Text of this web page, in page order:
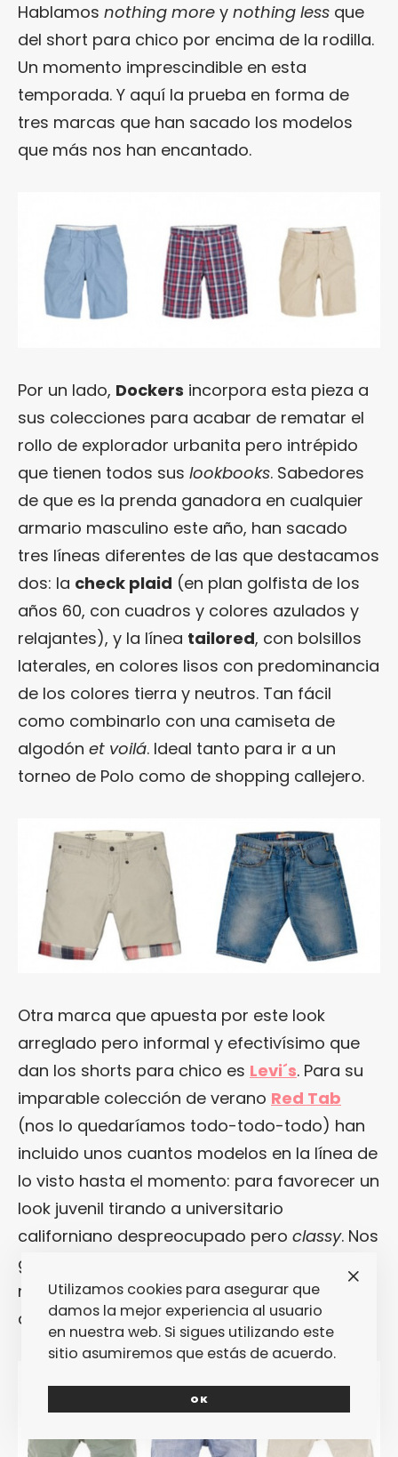
Hablamos nothing more y nothing less que
del short para chico por encima de la rodilla.
Un momento imprescindible en esta
temporada. Y aquí la prueba en forma de
tres marcas que han sacado los modelos
que más nos han encantado.
Por un lado, Dockers incorpora esta pieza a
sus colecciones para acabar de rematar el
rollo de explorador urbanita pero intrépido
que tienen todos sus lookbooks. Sabedores
de que es la prenda ganadora en cualquier
armario masculino este año, han sacado
tres líneas diferentes de las que destacamos
dos: la check plaid (en plan golfista de los
años 60, con cuadros y colores azulados y
relajantes), y la línea tailored, con bolsillos
laterales, en colores lisos con predominancia
de los colores tierra y neutros. Tan fácil
como combinarlo con una camiseta de
algodón et voilá. Ideal tanto para ir a un
torneo de Polo como de shopping callejero.
Otra marca que apuesta por este look
arreglado pero informal y efectivísimo que
dan los shorts para chico es Levi´s. Para su
imparable colección de verano Red Tab
(nos lo quedaríamos todo-todo-todo) han
incluido unos cuantos modelos en la línea de
lo visto hasta el momento: para favorecer un
look juvenil tirando a universitario
californiano despreocupado pero classy. Nos
gustan sus modelos de algodón pero, cómo
no, nos quedamos con los denim. Más
auténticos y genuinos.
Utilizamos cookies para asegurar que
damos la mejor experiencia al usuario
en nuestra web. Si sigues utilizando este
sitio asumiremos que estás de acuerdo.
OK